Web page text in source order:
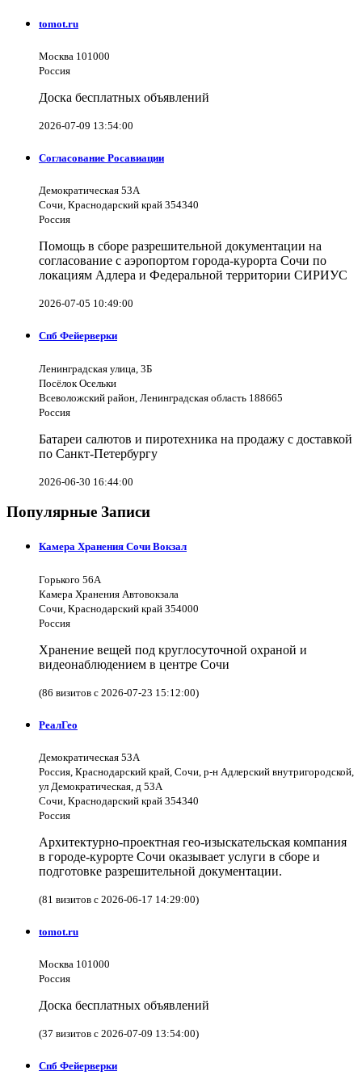
tomot.ru
Москва 101000
Россия
Доска бесплатных объявлений
2026-07-09 13:54:00
Согласование Росавиации
Демократическая 53А
Сочи, Краснодарский край 354340
Россия
Помощь в сборе разрешительной документации на
согласование с аэропортом города-курорта Сочи по
локациям Адлера и Федеральной территории СИРИУС
2026-07-05 10:49:00
Спб Фейерверки
Ленинградская улица, 3Б
Посёлок Осельки
Всеволожский район, Ленинградская область 188665
Россия
Батареи салютов и пиротехника на продажу с доставкой
по Санкт-Петербургу
2026-06-30 16:44:00
Популярные Записи
Камера Хранения Сочи Вокзал
Горького 56А
Камера Хранения Автовокзала
Сочи, Краснодарский край 354000
Россия
Хранение вещей под круглосуточной охраной и
видеонаблюдением в центре Сочи
(86 визитов с 2026-07-23 15:12:00)
РеалГео
Демократическая 53А
Россия, Краснодарский край, Сочи, р-н Адлерский внутригородской,
ул Демократическая, д 53А
Сочи, Краснодарский край 354340
Россия
Архитектурно-проектная гео-изыскательская компания
в городе-курорте Сочи оказывает услуги в сборе и
подготовке разрешительной документации.
(81 визитов с 2026-06-17 14:29:00)
tomot.ru
Москва 101000
Россия
Доска бесплатных объявлений
(37 визитов с 2026-07-09 13:54:00)
Спб Фейерверки